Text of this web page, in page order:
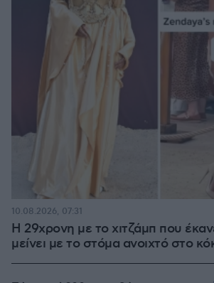
Η 29χρονη με το χιτζάμπ που
μείνει με το στόμα ανοιχτό στο
10.08.2026, 07:31